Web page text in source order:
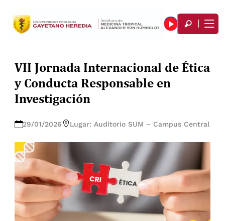
VII Jornada Internacional de Ética
y Conducta Responsable en
Investigación
29/01/2026 Lugar: Auditorio SUM – Campus Central